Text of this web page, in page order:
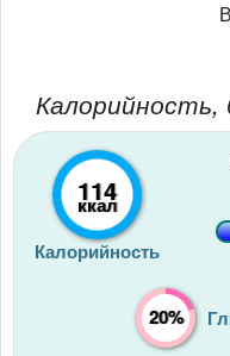
Калорийность,
114
ккал
Калорийность
20%